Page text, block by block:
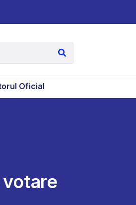
Oficial